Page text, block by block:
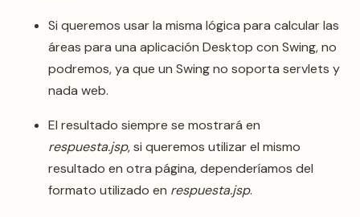
Si queremos usar la misma lógica para calcular las
áreas para una aplicación Desktop con Swing, no
podremos, ya que un Swing no soporta servlets y
nada web.
El resultado siempre se mostrará en
respuesta.jsp, si queremos utilizar el mismo
resultado en otra página, dependeríamos del
formato utilizado en respuesta.jsp.